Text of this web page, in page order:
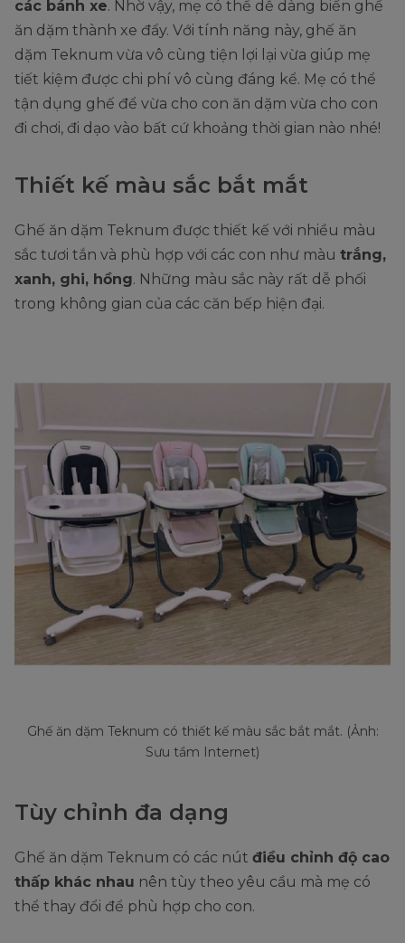
các bánh xe. Nhờ vậy, mẹ có thể dễ dàng biến ghế
ăn dặm thành xe đẩy. Với tính năng này, ghế ăn
dặm Teknum vừa vô cùng tiện lợi lại vừa giúp mẹ
tiết kiệm được chi phí vô cùng đáng kể. Mẹ có thể
tận dụng ghế để vừa cho con ăn dặm vừa cho con
đi chơi, đi dạo vào bất cứ khoảng thời gian nào nhé!
Thiết kế màu sắc bắt mắt
Ghế ăn dặm Teknum được thiết kế với nhiều màu
sắc tươi tắn và phù hợp với các con như màu trắng,
xanh, ghi, hồng. Những màu sắc này rất dễ phối
trong không gian của các căn bếp hiện đại.
Ghế ăn dặm Teknum có thiết kế màu sắc bắt mắt. (Ảnh:
Sưu tầm Internet)
Tùy chỉnh đa dạng
Ghế ăn dặm Teknum có các nút điều chỉnh độ cao
thấp khác nhau nên tùy theo yêu cầu mà mẹ có
thể thay đổi để phù hợp cho con.